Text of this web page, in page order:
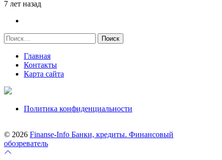
7 лет назад
Найти:
Главная
Контакты
Карта сайта
Политика конфиденциальности
© 2026 Finanse-Info Банки, кредиты. Финансовый
обозреватель
Перейти